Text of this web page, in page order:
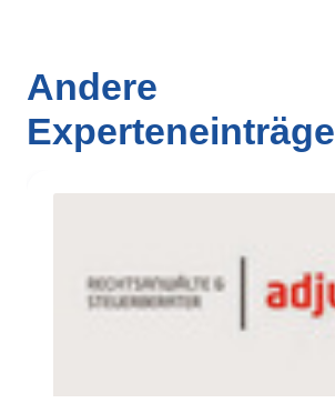
Andere
Experteneinträge